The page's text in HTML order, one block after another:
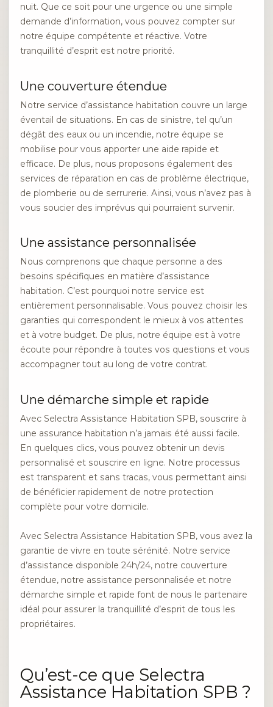
nuit. Que ce soit pour une urgence ou une simple
demande d’information, vous pouvez compter sur
notre équipe compétente et réactive. Votre
tranquillité d’esprit est notre priorité.
Une couverture étendue
Notre service d’assistance habitation couvre un large
éventail de situations. En cas de sinistre, tel qu’un
dégât des eaux ou un incendie, notre équipe se
mobilise pour vous apporter une aide rapide et
efficace. De plus, nous proposons également des
services de réparation en cas de problème électrique,
de plomberie ou de serrurerie. Ainsi, vous n’avez pas à
vous soucier des imprévus qui pourraient survenir.
Une assistance personnalisée
Nous comprenons que chaque personne a des
besoins spécifiques en matière d’assistance
habitation. C’est pourquoi notre service est
entièrement personnalisable. Vous pouvez choisir les
garanties qui correspondent le mieux à vos attentes
et à votre budget. De plus, notre équipe est à votre
écoute pour répondre à toutes vos questions et vous
accompagner tout au long de votre contrat.
Une démarche simple et rapide
Avec Selectra Assistance Habitation SPB, souscrire à
une assurance habitation n’a jamais été aussi facile.
En quelques clics, vous pouvez obtenir un devis
personnalisé et souscrire en ligne. Notre processus
est transparent et sans tracas, vous permettant ainsi
de bénéficier rapidement de notre protection
complète pour votre domicile.
Avec Selectra Assistance Habitation SPB, vous avez la
garantie de vivre en toute sérénité. Notre service
d’assistance disponible 24h/24, notre couverture
étendue, notre assistance personnalisée et notre
démarche simple et rapide font de nous le partenaire
idéal pour assurer la tranquillité d’esprit de tous les
propriétaires.
Qu’est-ce que Selectra
Assistance Habitation SPB ?